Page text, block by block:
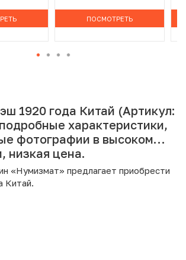
ПОСМОТРЕТЬ
1920 года Китай (Артикул:
характеристики,
фотографии в высоком
низкая цена.
«Нумизмат» предлагает приобрести
Китай.